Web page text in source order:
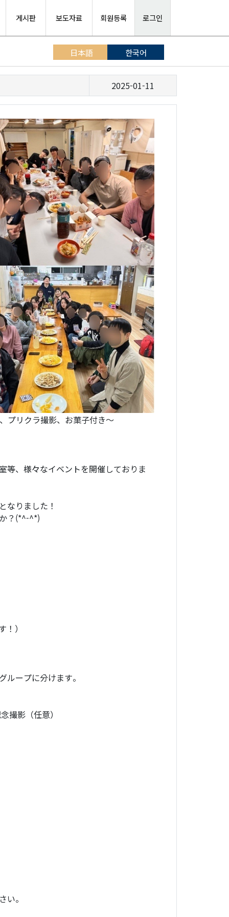
게시판 보도자료 회원등록 로그인
日本語 한국어
2025-01-11
プリクラ撮影、お菓子付き～
等、様々なイベントを開催しておりま
なりました！
？(*^-^*)
）
ープに分けます。
撮影（任意）
。